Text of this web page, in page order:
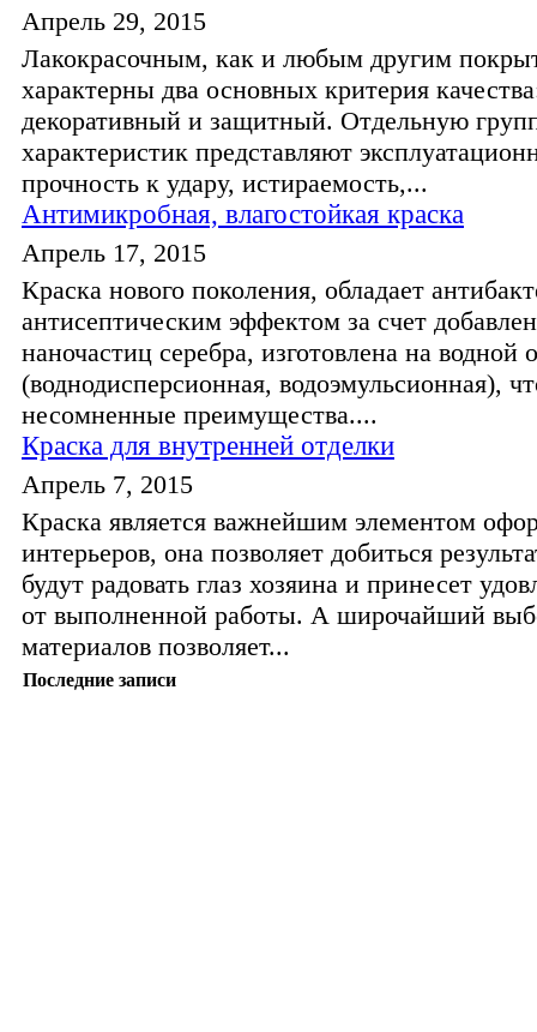
Апрель 29, 2015
Лакокрасочным, как и любым другим
характерны два основных критерия
декоративный и защитный. Отдельную
характеристик представляют
прочность к удару, истираемость,...
Антимикробная, влагостойкая краска
Апрель 17, 2015
Краска нового поколения, обладает
антисептическим эффектом за счет
наночастиц серебра, изготовлена на водной
(воднодисперсионная, водоэмульсионная),
несомненные преимущества....
Краска для внутренней отделки
Апрель 7, 2015
Краска является важнейшим элементом
интерьеров, она позволяет добиться
будут радовать глаз хозяина и принесет
от выполненной работы. А широчайший
материалов позволяет...
Последние записи